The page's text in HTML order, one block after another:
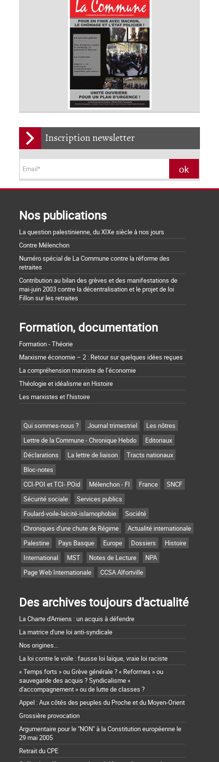
Inscription newsletter
Nos publications
La question palestinienne, du XIXe siècle à nos jours
Contre Mélenchon
Numéro spécial de La Commune contre la réforme des
retraites
Contribution au bilan des grèves et des manifestations de
mai-juin 2003 contre la décentralisation et le projet de loi
Fillon sur les retraites
Formation, documentation
Formation - Théorie
Marxisme économie – 2 : Retour sur quelques idées reçues
La compréhension marxiste de l’économie
Théologie et idéalisme en Histoire
Les marxistes et l’histoire
Qui sommes-nous ? Journal trimestriel
Les nôtres
Lettre de la Commune - Chronique Hebdo
Editoriaux
Déclarations
La lettre de liaison
Tracts nationaux
Bloc-notes
CCI-POI et TCI- POid
Mélenchon - FI France
SNCF
Sécurité sociale
Services publics
Foulard-voile-laïcité-islamophobie
Société
Chroniques d'une chute de Régime
Actualité internationale
Palestine
Pays Basque Europe Dossiers
Histoire
International
MST Notes de Lecture
NPA
Page Web Internationale
CCSA Alfortville
Des archives toujours d'actualité
La Charte d'Amiens : un acquis à défendre
La matrice d'une loi anti-syndicale
Nos origines...
La loi contre le voile : fausse loi laïque, vraie loi raciste
« Temps forts » ou Grève générale ? « Reformes » ou
sauvegarde des acquis ? Syndicalisme «
d'accompagnement » ou de lutte de classes ?
Appel : Aux côtés des peuples du Proche et du Moyen-Orient
Grossière provocation
Argumentaire pour le "NON" à la Constitution européenne le
29 mai 2005
Retrait du CPE